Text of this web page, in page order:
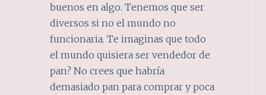
buenos en algo. Tenemos que ser
diversos si no el mundo no
funcionaria. Te imaginas que todo
el mundo quisiera ser vendedor de
pan? No crees que habría
demasiado pan para comprar y poca